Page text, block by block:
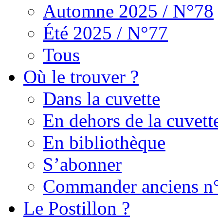
Automne 2025 / N°78
Été 2025 / N°77
Tous
Où le trouver ?
Dans la cuvette
En dehors de la
En bibliothèque
S’abonner
Commander anciens
Le Postillon ?